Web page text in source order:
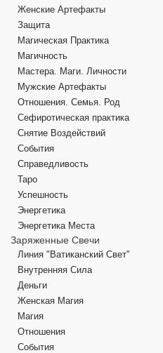
Женские Артефакты
Защита
Магическая Практика
Магичность
Мастера. Маги. Личности
Мужские Артефакты
Отношения. Семья. Род
Сефиротическая практика
Снятие Воздействий
События
Справедливость
Таро
Успешность
Энергетика
Энергетика Места
Заряженные Свечи
Линия "Ватиканский Свет"
Внутренняя Сила
Деньги
Женская Магия
Магия
Отношения
События